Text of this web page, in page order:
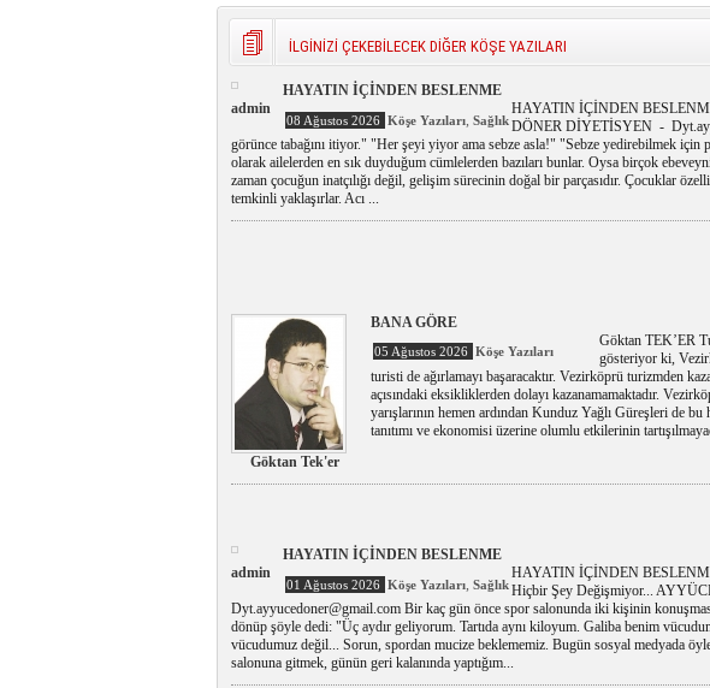
İLGİNİZİ ÇEKEBİLECEK DİĞER KÖŞE YAZILARI
admin
HAYATIN İÇİNDEN BESLENME
08 Ağustos 2026 Köşe Yazıları, Sağlık
HAYATIN İÇİNDEN
DÖNER DİYETİSYEN -
görünce tabağını itiyor." "Her şeyi yiyor ama sebze asla!" "Sebze yedirebilmek için
olarak ailelerden en sık duyduğum cümlelerden bazıları bunlar. Oysa birçok
zaman çocuğun inatçılığı değil, gelişim sürecinin doğal bir parçasıdır. Çocuklar
temkinli yaklaşırlar. Acı ...
Göktan Tek'er
BANA GÖRE
05 Ağustos 2026 Köşe Yazıları
Göktan TEK’ER
gösteriyor ki,
turisti de ağırlamayı başaracaktır. Vezirköprü turizmden
açısındaki eksikliklerden dolayı kazanamamaktadır.
yarışlarının hemen ardından Kunduz Yağlı Güreşleri de
tanıtımı ve ekonomisi üzerine olumlu etkilerinin
admin
HAYATIN İÇİNDEN BESLENME
01 Ağustos 2026 Köşe Yazıları, Sağlık
HAYATIN İÇİNDEN BESLENME
Hiçbir Şey Değişmiyor...
Dyt.ayyucedoner@gmail.com Bir kaç gün önce spor salonunda iki kişinin
dönüp şöyle dedi: "Üç aydır geliyorum. Tartıda aynı kiloyum. Galiba benim
vücudumuz değil... Sorun, spordan mucize beklememiz. Bugün sosyal medyada
salonuna gitmek, günün geri kalanında yaptığım...